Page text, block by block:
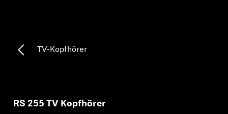
TV-Kopfhörer
RS 255 TV Kopfhörer